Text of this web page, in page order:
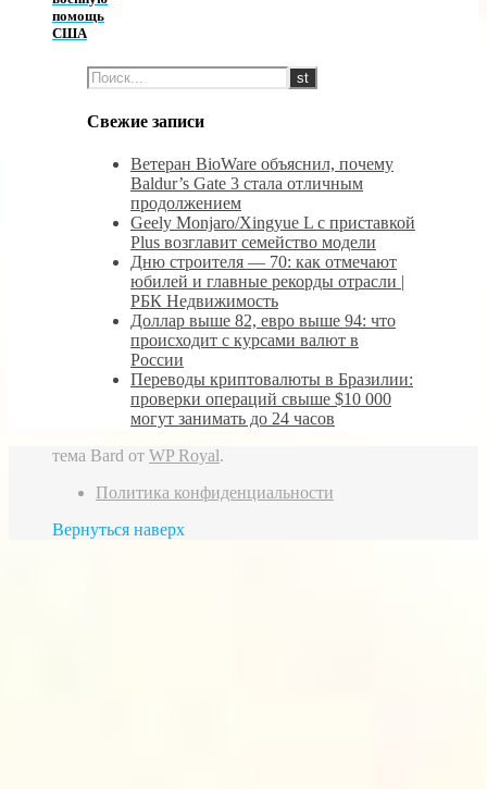
помощь
США
Свежие записи
Ветеран BioWare объяснил, почему
Baldur’s Gate 3 стала отличным
продолжением
Geely Monjaro/Xingyue L с приставкой
Plus возглавит семейство модели
Дню строителя — 70: как отмечают
юбилей и главные рекорды отрасли |
РБК Недвижимость
Доллар выше 82, евро выше 94: что
происходит с курсами валют в
России
Переводы криптовалюты в Бразилии:
проверки операций свыше $10 000
могут занимать до 24 часов
тема Bard от WP Royal.
Политика конфиденциальности
Вернуться наверх